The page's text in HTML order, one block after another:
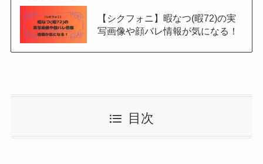
【シクフォニ】暇なつ(暇72)の実
写画像や顔バレ情報が気になる！
目次